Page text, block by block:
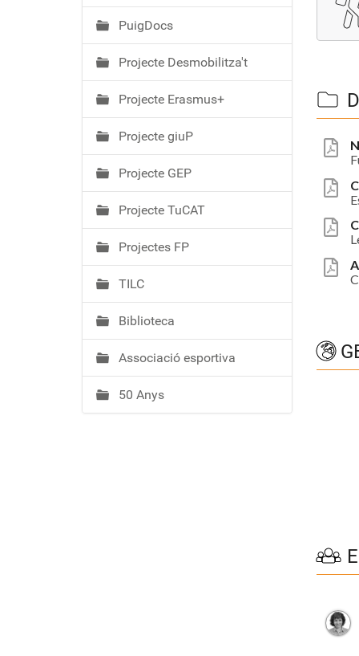
PuigDocs
Projecte Desmobilitza't
Projecte Erasmus+
Projecte giuP
Projecte GEP
Projecte TuCAT
Projectes FP
TILC
Biblioteca
Associació esportiva
50 Anys